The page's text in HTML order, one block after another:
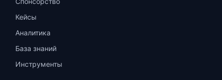
Кейсы
Аналитика
База знаний
Инструменты